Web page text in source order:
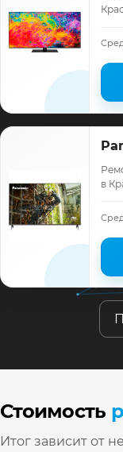
в
Стоимость
Итог зависит от